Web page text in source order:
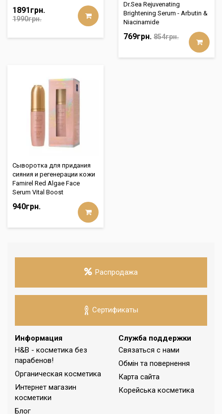
1891грн.
1990грн.
Dr.Sea Rejuvenating
Brightening Serum - Arbutin &
Niacinamide
769грн. 854грн.
Сыворотка для придания
сияния и регенерации кожи
Famirel Red Algae Face
Serum Vital Boost
940грн.
Распродажа
Сертификаты
Информация
H&B - косметика без
парабенов!
Органическая косметика
Интернет магазин
косметики
Блог
Служба поддержки
Связаться с нами
Обмін та повернення
Карта сайта
Корейська косметика